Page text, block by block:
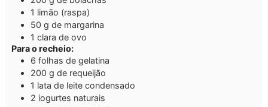
1 limão (raspa)
50 g de margarina
1 clara de ovo
Para o recheio:
6 folhas de gelatina
200 g de requeijão
1 lata de leite condensado
2 iogurtes naturais